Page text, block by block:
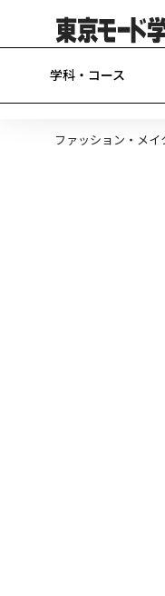
学科・コース
ファッション・メ